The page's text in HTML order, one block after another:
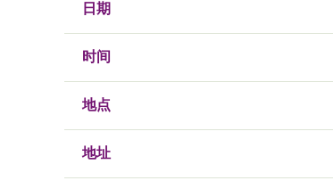
日期
时间
地点
地址